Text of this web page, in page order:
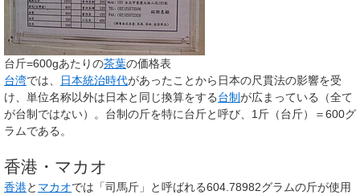
台斤=600gあたりの茶葉の価格表
台湾では、 日本統治時代があったことから日本の尺貫法の影響を受
け、単位名称以外は日本と同じ換算をする台制が広まっている（全て
が台制ではない）。台制の斤を特に台斤と呼び、1斤（台斤）＝600グ
ラムである。
香港・マカオ
香港と マカオでは「司馬斤」と呼ばれる604.78982グラムの斤が使用